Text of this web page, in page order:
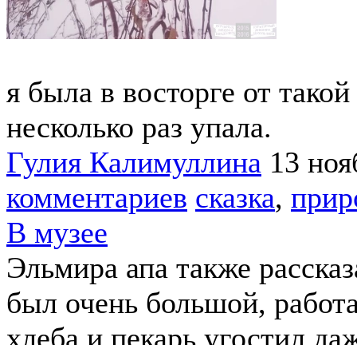
я была в восторге от
несколько раз упала.
Гулия Калимуллина 13
комментариев сказка,
В музее
Эльмира апа также
был очень большой,
хлеба и пекарь угостил